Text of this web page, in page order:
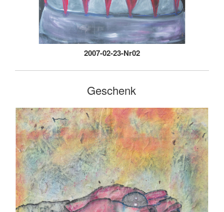
2007-02-23-Nr02
Geschenk